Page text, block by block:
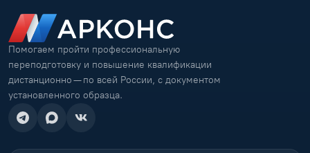
Помогаем пройти профессиональную
переподготовку и повышение квалификации
дистанционно — по всей России, с документом
установленного образца.